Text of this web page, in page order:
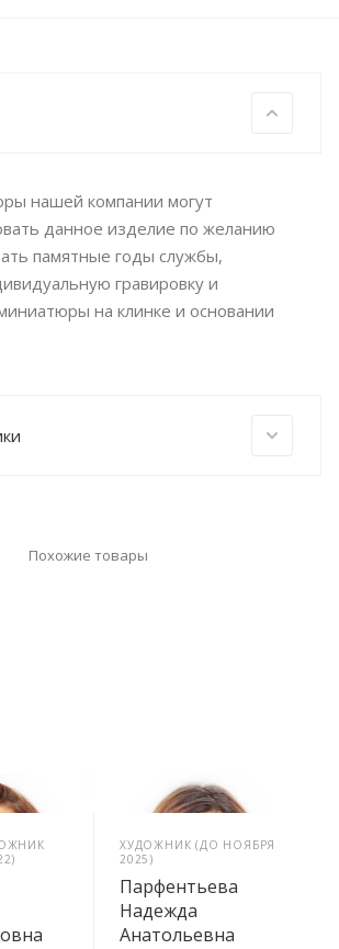
нашей компании могут
данное изделие по желанию
памятные годы службы,
гравировку и
на клинке и основании
Похожие товары
ХУДОЖНИК (ДО НОЯБРЯ
2025)
Парфентьева
Надежда
Анатольевна